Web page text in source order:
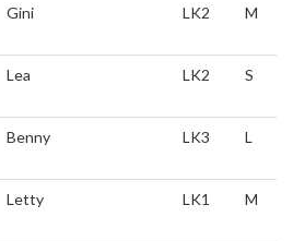
Gini LK2 M
Lea LK2 S
Benny LK3 L
Letty LK1 M